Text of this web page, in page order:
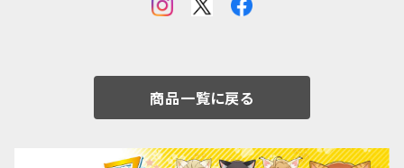
商品一覧に戻る